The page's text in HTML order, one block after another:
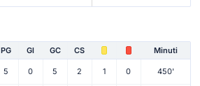
PG Gl GC CS
Minuti
5 0 5 2 1 0 450'